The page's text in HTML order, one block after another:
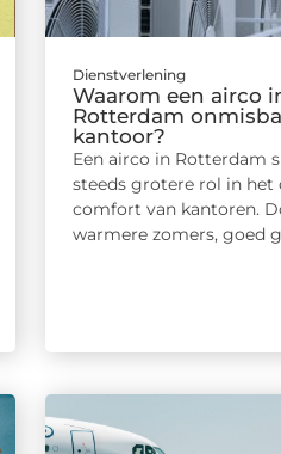
Dienstverlening
Waarom een airco
Rotterdam
kantoor?
Een airco in Rotterdam
steeds grotere rol in het
comfort van kantoren.
warmere zomers, goed